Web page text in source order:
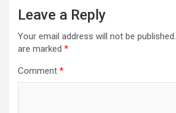
Leave a Reply
Your email address will not be published.
are marked *
Comment *